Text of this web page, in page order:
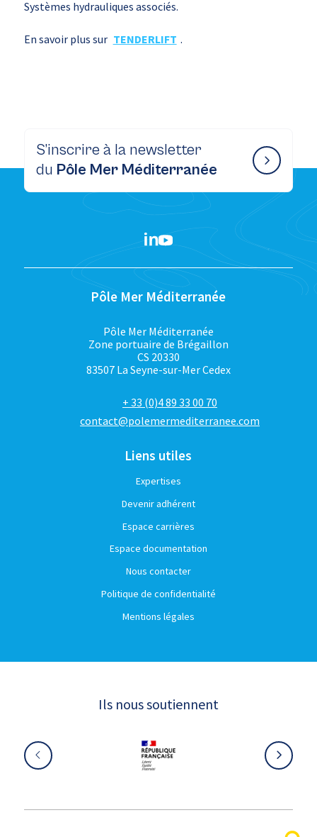
Systèmes hydrauliques associés.
En savoir plus sur TENDERLIFT .
S’inscrire à la newsletter
du Pôle Mer Méditerranée
Pôle Mer Méditerranée
Pôle Mer Méditerranée
Zone portuaire de Brégaillon
CS 20330
83507 La Seyne-sur-Mer Cedex
+ 33 (0)4 89 33 00 70
contact@polemermediterranee.com
Liens utiles
Expertises
Devenir adhérent
Espace carrières
Espace documentation
Nous contacter
Politique de confidentialité
Mentions légales
Ils nous soutiennent